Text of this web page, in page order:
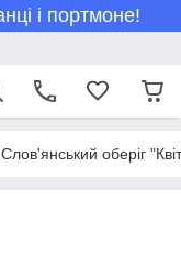
і портмоне!
Слов'янський оберіг